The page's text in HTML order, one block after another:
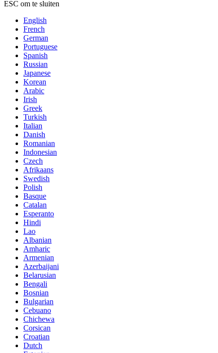
ESC om te sluiten
English
French
German
Portuguese
Spanish
Russian
Japanese
Korean
Arabic
Irish
Greek
Turkish
Italian
Danish
Romanian
Indonesian
Czech
Afrikaans
Swedish
Polish
Basque
Catalan
Esperanto
Hindi
Lao
Albanian
Amharic
Armenian
Azerbaijani
Belarusian
Bengali
Bosnian
Bulgarian
Cebuano
Chichewa
Corsican
Croatian
Dutch